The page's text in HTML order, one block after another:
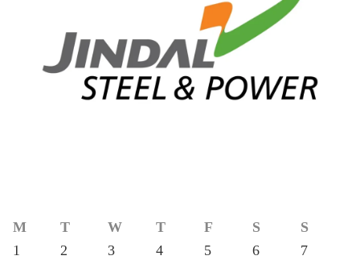
M T W T F S
S
1
2 3 4 5 6
7